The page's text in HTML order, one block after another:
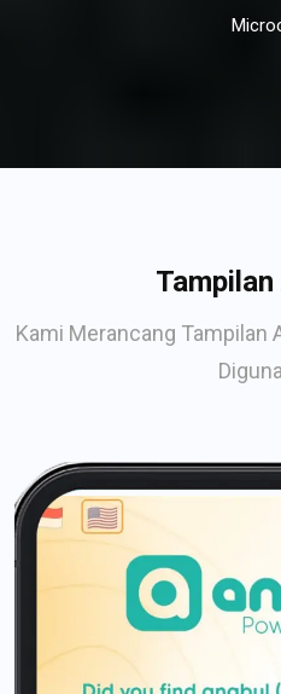
Kami Merancang Tampilan